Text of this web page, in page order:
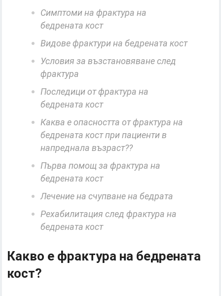
Симптоми на фрактура на
бедрената кост
Видове фрактури на бедрената кост
Условия за възстановяване след
фрактура
Последици от фрактура на
бедрената кост
Каква е опасността от фрактура на
бедрената кост при пациенти в
напреднала възраст??
Първа помощ за фрактура на
бедрената кост
Лечение на счупване на бедрата
Рехабилитация след фрактура на
бедрената кост
Какво е фрактура на бедрената
кост?